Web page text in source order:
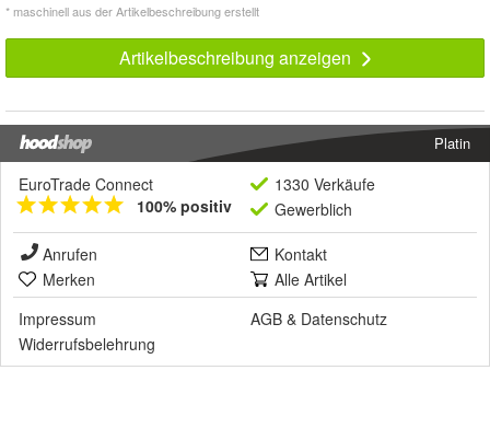
* maschinell aus der Artikelbeschreibung erstellt
Artikelbeschreibung anzeigen
Platin
EuroTrade Connect
100% positiv
1330 Verkäufe
Gewerblich
Anrufen
Kontakt
Merken
Alle Artikel
Impressum
AGB & Datenschutz
Widerrufsbelehrung